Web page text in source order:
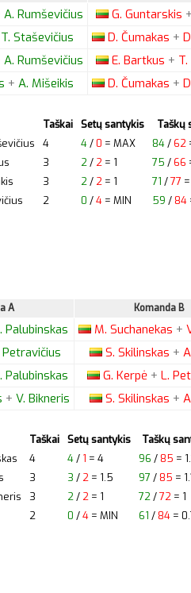
A. Rumševičius G. Guntarskis +
T. Staševičius D. Čumakas +
A. Rumševičius E. Bartkus + T.
+ A. Mišeikis D. Čumakas +
Taškai Setų santykis
Taškų
4 4/0 = MAX 84/ 62
3 2/ 2 = 1 75 / 66
3 2/ 2 = 1 71 /77
2 0 /4 = MIN 59 /84
A Komanda B
Palubinskas M. Suchanekas +
Petravičius S. Skilinskas +
Palubinskas G. Kerpė + L.
+ V. Bikneris S. Skilinskas +
Taškai Setų santykis
Taškų
4 4/ 1 = 4 96 /85 =
3 3 / 2 = 1.5 97 /85 =
3 2/ 2 = 1 72/72 = 1
2 0 /4 = MIN 61 /84 =